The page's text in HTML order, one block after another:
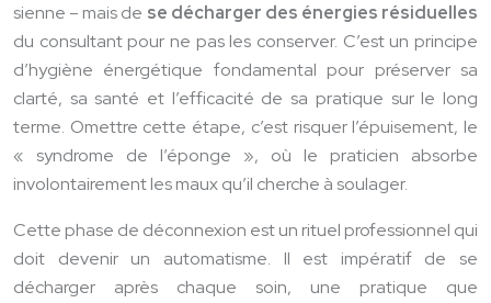
sienne – mais de se décharger des énergies résiduelles
du consultant pour ne pas les conserver. C’est un principe
d’hygiène énergétique fondamental pour préserver sa
clarté, sa santé et l’efficacité de sa pratique sur le long
terme. Omettre cette étape, c’est risquer l’épuisement, le
« syndrome de l’éponge », où le praticien absorbe
involontairement les maux qu’il cherche à soulager.
Cette phase de déconnexion est un rituel professionnel qui
doit devenir un automatisme. Il est impératif de se
décharger après chaque soin, une pratique que